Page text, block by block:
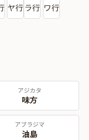
ヤ行ラ行 ワ行
アジカタ
味方
アブラジマ
油島